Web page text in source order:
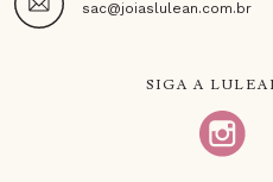
sac@joiaslulean.com.br
SIGA A